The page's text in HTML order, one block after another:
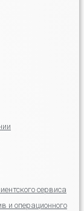
сервиса
и операционного